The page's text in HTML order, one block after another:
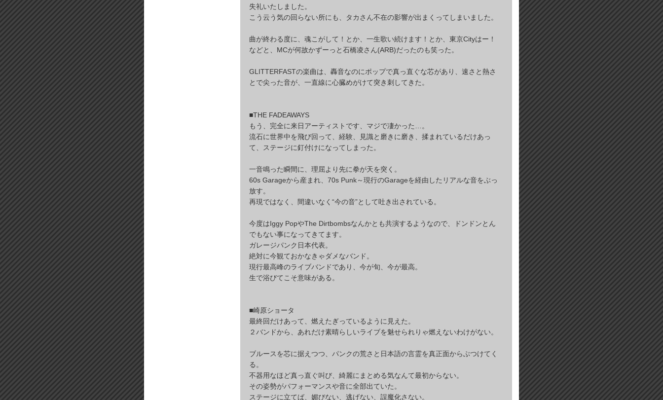
失礼いたしました。
こう云う気の回らない所にも、タカさん不在の影響が出まくってしまいました。
曲が終わる度に、魂こがして！とか、一生歌い続けます！とか、東京Cityはー！
などと、MCが何故かずーっと石橋凌さん(ARB)だったのも笑った。
GLITTERFASTの楽曲は、轟音なのにポップで真っ直ぐな芯があり、速さと熱さ
とで尖った音が、一直線に心臓めがけて突き刺してきた。
■THE FADEAWAYS
もう、完全に来日アーティストです、マジで凄かった…。
流石に世界中を飛び回って、経験、見識と磨きに磨き、揉まれているだけあっ
て、ステージに釘付けになってしまった。
一音鳴った瞬間に、理屈より先に拳が天を突く。
60s Garageから産まれ、70s Punk～現行のGarageを経由したリアルな音をぶっ
放す。
再現ではなく、間違いなく“今の音”として吐き出されている。
今度はIggy PopやThe Dirtbombsなんかとも共演するようなので、ドンドンとん
でもない事になってきてます。
ガレージパンク日本代表。
絶対に今観ておかなきゃダメなバンド。
現行最高峰のライブバンドであり、今が旬、今が最高。
生で浴びてこそ意味がある。
■崎原ショータ
最終回だけあって、燃えたぎっているように見えた。
２バンドから、あれだけ素晴らしいライブを魅せられりゃ燃えないわけがない。
ブルースを芯に据えつつ、パンクの荒さと日本語の言霊を真正面からぶつけてく
る。
不器用なほど真っ直ぐ叫び、綺麗にまとめる気なんて最初からない。
その姿勢がパフォーマンスや音に全部出ていた。
ステージに立てば、媚びない、逃げない、誤魔化さない。